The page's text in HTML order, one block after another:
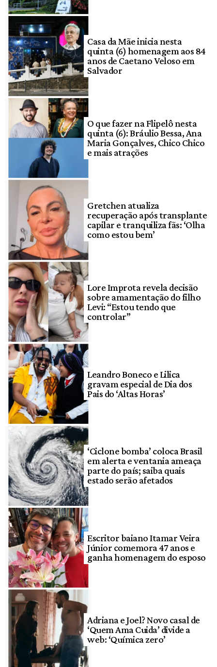
Casa da Mãe inicia nesta
quinta (6) homenagem aos 84
anos de Caetano Veloso em
Salvador
O que fazer na Flipelô nesta
quinta (6): Bráulio Bessa, Ana
Maria Gonçalves, Chico Chico
e mais atrações
Gretchen atualiza
recuperação após transplante
capilar e tranquiliza fãs: ‘Olha
como estou bem’
Lore Improta revela decisão
sobre amamentação do filho
Levi: “Estou tendo que
controlar”
Leandro Boneco e Lilica
gravam especial de Dia dos
Pais do ‘Altas Horas’
‘Ciclone bomba’ coloca Brasil
em alerta e ventania ameaça
parte do país; saiba quais
estado serão afetados
Escritor baiano Itamar Veira
Júnior comemora 47 anos e
ganha homenagem do esposo
Adriana e Joel? Novo casal de
‘Quem Ama Cuida’ divide a
web: ‘Química zero’